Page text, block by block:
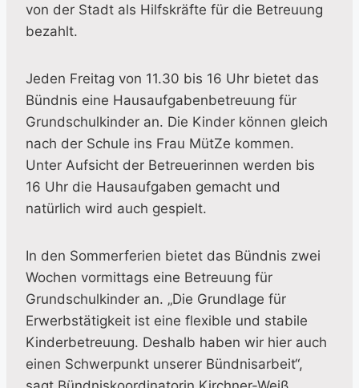
von der Stadt als Hilfskräfte für die Betreuung
bezahlt.
Jeden Freitag von 11.30 bis 16 Uhr bietet das
Bündnis eine Hausaufgabenbetreuung für
Grundschulkinder an. Die Kinder können gleich
nach der Schule ins Frau MütZe kommen.
Unter Aufsicht der Betreuerinnen werden bis
16 Uhr die Hausaufgaben gemacht und
natürlich wird auch gespielt.
In den Sommerferien bietet das Bündnis zwei
Wochen vormittags eine Betreuung für
Grundschulkinder an. „Die Grundlage für
Erwerbstätigkeit ist eine flexible und stabile
Kinderbetreuung. Deshalb haben wir hier auch
einen Schwerpunkt unserer Bündnisarbeit“,